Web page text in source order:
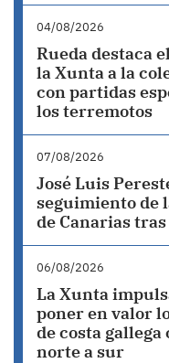
04/08/2026
Rueda destaca
la Xunta a la
con partidas
los terremotos
07/08/2026
José Luis
seguimiento de
de Canarias
06/08/2026
La Xunta
poner en valor
de costa
norte a sur